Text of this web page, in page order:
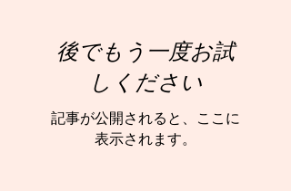
後でもう一度お試
しください
記事が公開されると、ここに
表示されます。